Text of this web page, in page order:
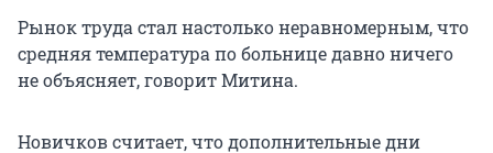
Рынок труда стал настолько неравномерным, что
средняя температура по больнице давно ничего
не объясняет, говорит Митина.
Новичков считает, что дополнительные дни